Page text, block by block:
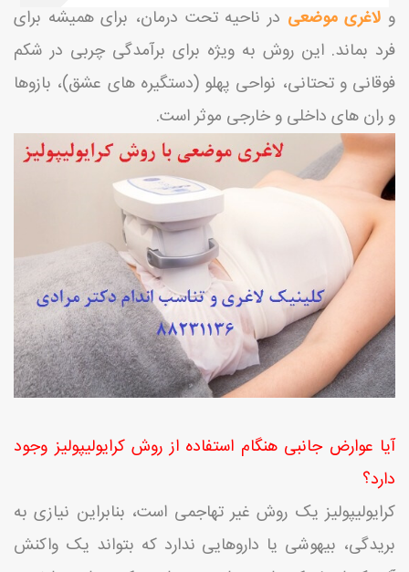
و لاغری موضعی در ناحیه تحت درمان، برای همیشه برای
فرد بماند. این روش به ویژه برای برآمدگی چربی در شکم
فوقانی و تحتانی، نواحی پهلو (دستگیره های عشق)، بازوها
و ران های داخلی و خارجی موثر است.
آیا عوارض جانبی هنگام استفاده از روش کرایولیپولیزوجود
دارد؟
کرایولیپولیز یک روش غیر تهاجمی است، بنابراین نیازی به
بریدگی، بیهوشی یا داروهایی ندارد که بتواند یک واکنش